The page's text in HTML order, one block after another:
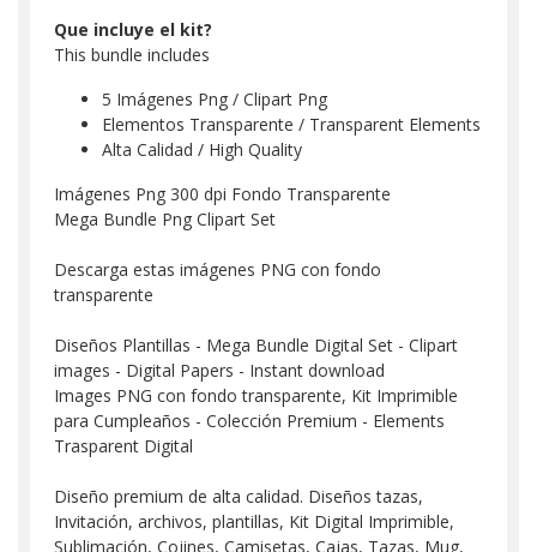
Que incluye el kit?
This bundle includes
5 Imágenes Png / Clipart Png
Elementos Transparente / Transparent Elements
Alta Calidad / High Quality
Imágenes Png 300 dpi Fondo Transparente
Mega Bundle Png Clipart Set
Descarga estas imágenes PNG con fondo
transparente
Diseños Plantillas - Mega Bundle Digital Set - Clipart
images - Digital Papers - Instant download
Images PNG con fondo transparente, Kit Imprimible
para Cumpleaños - Colección Premium - Elements
Trasparent Digital
Diseño premium de alta calidad. Diseños tazas,
Invitación, archivos, plantillas, Kit Digital Imprimible,
Sublimación, Cojines, Camisetas, Cajas, Tazas, Mug,